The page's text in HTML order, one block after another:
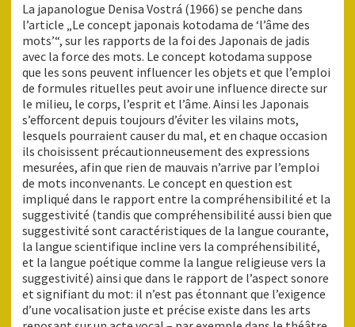
La japanologue Denisa Vostrá (1966) se penche dans
l’article „Le concept japonais kotodama de ‘l’âme des
mots’“, sur les rapports de la foi des Japonais de jadis
avec la force des mots. Le concept kotodama suppose
que les sons peuvent influencer les objets et que l’emploi
de formules rituelles peut avoir une influence directe sur
le milieu, le corps, l’esprit et l’âme. Ainsi les Japonais
s’efforcent depuis toujours d’éviter les vilains mots,
lesquels pourraient causer du mal, et en chaque occasion
ils choisissent précautionneusement des expressions
mesurées, afin que rien de mauvais n’arrive par l’emploi
de mots inconvenants. Le concept en question est
impliqué dans le rapport entre la compréhensibilité et la
suggestivité (tandis que compréhensibilité aussi bien que
suggestivité sont caractéristiques de la langue courante,
la langue scientifique incline vers la compréhensibilité,
et la langue poétique comme la langue religieuse vers la
suggestivité) ainsi que dans le rapport de l’aspect sonore
et signifiant du mot: il n’est pas étonnant que l’exigence
d’une vocalisation juste et précise existe dans les arts